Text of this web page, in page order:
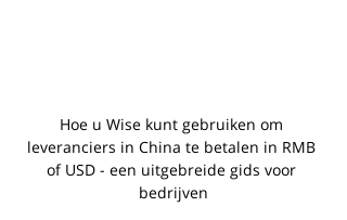
Hoe u Wise kunt gebruiken om
leveranciers in China te betalen in RMB
of USD - een uitgebreide gids voor
bedrijven